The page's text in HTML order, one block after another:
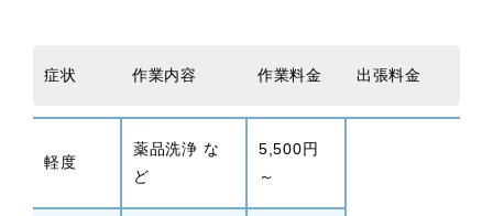
症状 作業内容 作業料金 出張料金
軽度
薬品洗浄 な
ど
5,500円
～